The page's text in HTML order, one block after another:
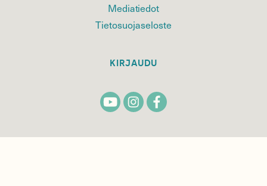
Mediatiedot
Tietosuojaseloste
KIRJAUDU